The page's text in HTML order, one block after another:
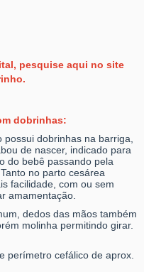
pesquise aqui no site
dobrinhas:
possui dobrinhas na barriga,
de nascer, indicado para
do bebê passando pela
no parto cesárea
facilidade, com ou sem
amamentação.
dedos das mãos também
molinha permitindo girar.
perímetro cefálico de aprox.